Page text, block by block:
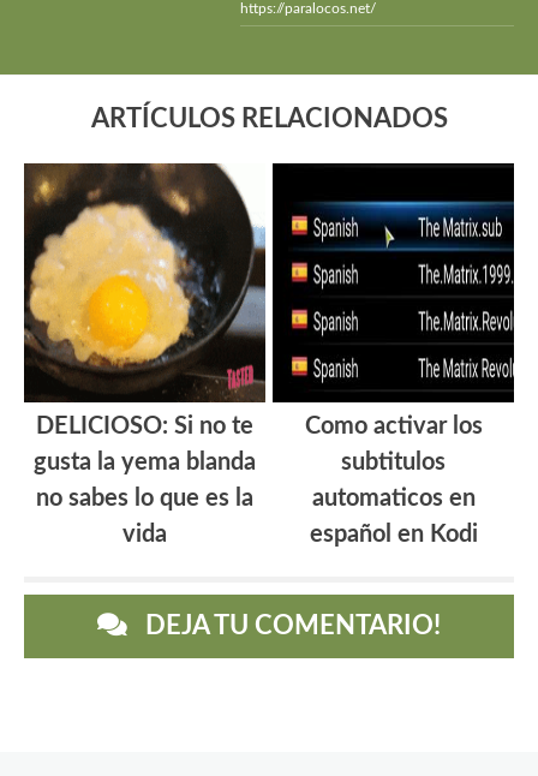
https://paralocos.net/
ARTÍCULOS RELACIONADOS
DELICIOSO: Si no te
gusta la yema blanda
no sabes lo que es la
vida
Como activar los
subtitulos
automaticos en
español en Kodi
DEJA TU COMENTARIO!